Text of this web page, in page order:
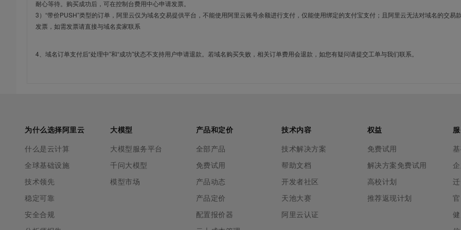
耐心等待。购买成功后，可在控制台费用中心申请发票。
3）“带价PUSH”类型的订单，阿里云仅为域名交易提供平台，不能使用阿里云账号余额进行支付，仅能使用绑定的支付宝支付；且阿里云无法对域名的交易
发票，如需发票请直接与域名卖家联系
4、域名订单支付后“处理中”和“成功”状态不支持用户申请退款。若域名购买失败，相关订单费用会退款，如您有疑问请提交工单与我们联系。